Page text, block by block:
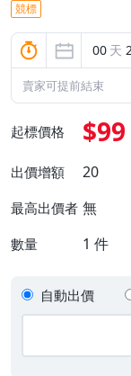
競標
00 天
賣家可提前結束
起標價格 $99
出價增額 20
最高出價者 無
數量 1 件
自動出價